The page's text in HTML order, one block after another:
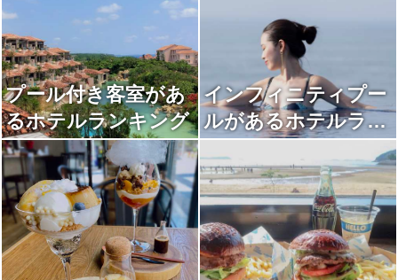
プール付き客室があ
るホテルランキング
インフィニティプー
ルがあるホテルラン
キング